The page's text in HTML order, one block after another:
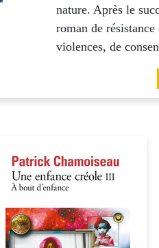
nature. Après le
roman de
violences, de